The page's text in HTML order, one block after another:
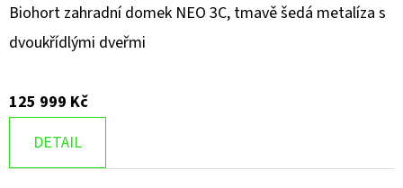
Biohort zahradní domek NEO 3C, tmavě šedá metalíza s
dvoukřídlými dveřmi
125 999 Kč
DETAIL